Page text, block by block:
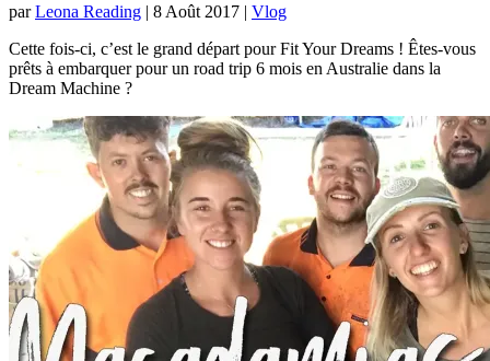
parLeona Reading | 8 Août 2017 | Vlog
Cette fois-ci, c’est le grand départ pour Fit Your Dreams ! Êtes-vous
prêts à embarquer pour un road trip 6 mois en Australie dans la
Dream Machine ?